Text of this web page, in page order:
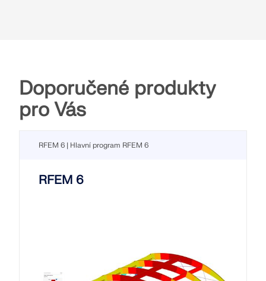
Doporučené produkty
pro Vás
RFEM 6 | Hlavní program RFEM 6
RFEM 6